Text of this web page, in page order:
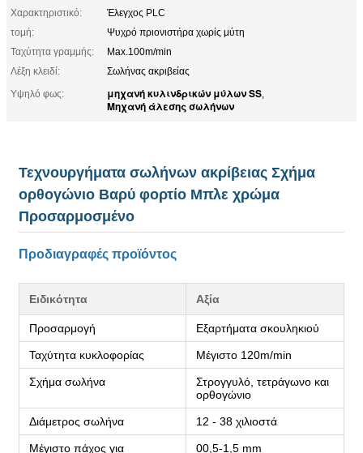
Χαρακτηριστικό:
Έλεγχος PLC
τομή:
Ψυχρό πριονιστήρα χωρίς μύτη
Ταχύτητα γραμμής:
Max.100m/min
Λέξη κλειδί:
Σωλήνας ακριβείας
Υψηλό φως:
μηχανή κυλινδρικών μύλων SS,
Μηχανή άλεσης σωλήνων
Τεχνουργήματα σωλήνων ακρίβειας Σχήμα
ορθογώνιο Βαρύ φορτίο Μπλε χρώμα
Προσαρμοσμένο
Προδιαγραφές προϊόντος
Ειδικότητα Αξία
Προσαρμογή Εξαρτήματα σκουληκιού
Ταχύτητα κυκλοφορίας Μέγιστο 120m/min
Σχήμα σωλήνα
Στρογγυλό, τετράγωνο και
ορθογώνιο
Διάμετρος σωλήνα 12 - 38 χιλιοστά
Μέγιστο πάχος για 00,5-1,5 mm